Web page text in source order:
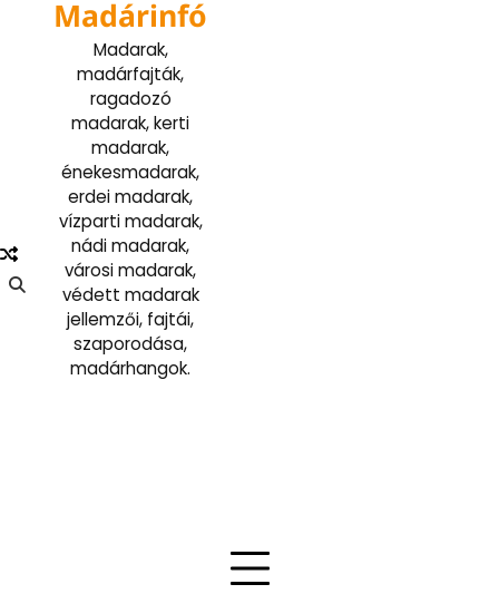
Madárinfó
Madarak,
madárfajták,
ragadozó
madarak, kerti
madarak,
énekesmadarak,
erdei madarak,
vízparti madarak,
nádi madarak,
városi madarak,
védett madarak
jellemzői, fajtái,
szaporodása,
madárhangok.